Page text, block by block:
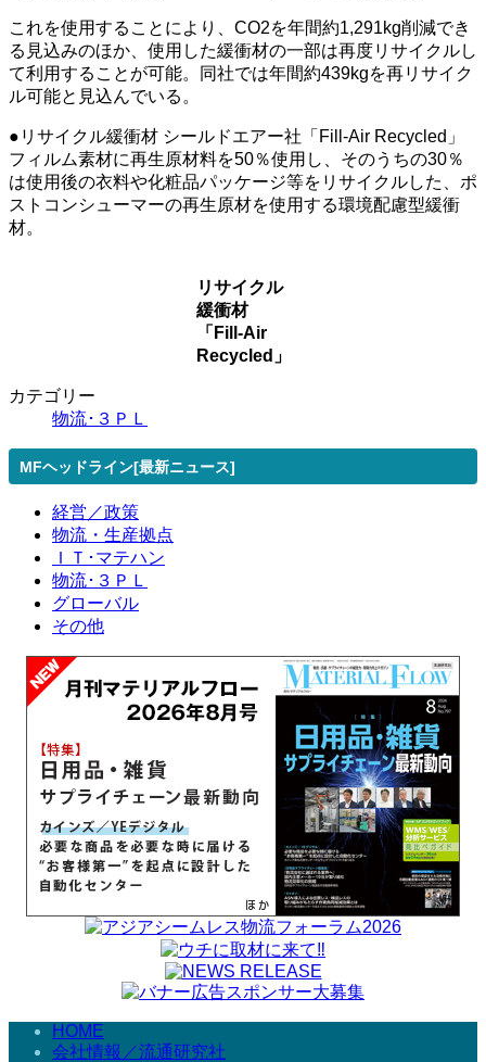
これを使用することにより、CO2を年間約1,291kg削減でき
る見込みのほか、使用した緩衝材の一部は再度リサイクルし
て利用することが可能。同社では年間約439kgを再リサイク
ル可能と見込んでいる。
●リサイクル緩衝材 シールドエアー社「Fill-Air Recycled」
フィルム素材に再生原材料を50％使用し、そのうちの30％
は使用後の衣料や化粧品パッケージ等をリサイクルした、ポ
ストコンシューマーの再生原材を使用する環境配慮型緩衝
材。
リサイクル
緩衝材
「Fill-Air
Recycled」
カテゴリー
物流･３ＰＬ
MFヘッドライン[最新ニュース]
経営／政策
物流・生産拠点
ＩＴ･マテハン
物流･３ＰＬ
グローバル
その他
HOME
会社情報／流通研究社